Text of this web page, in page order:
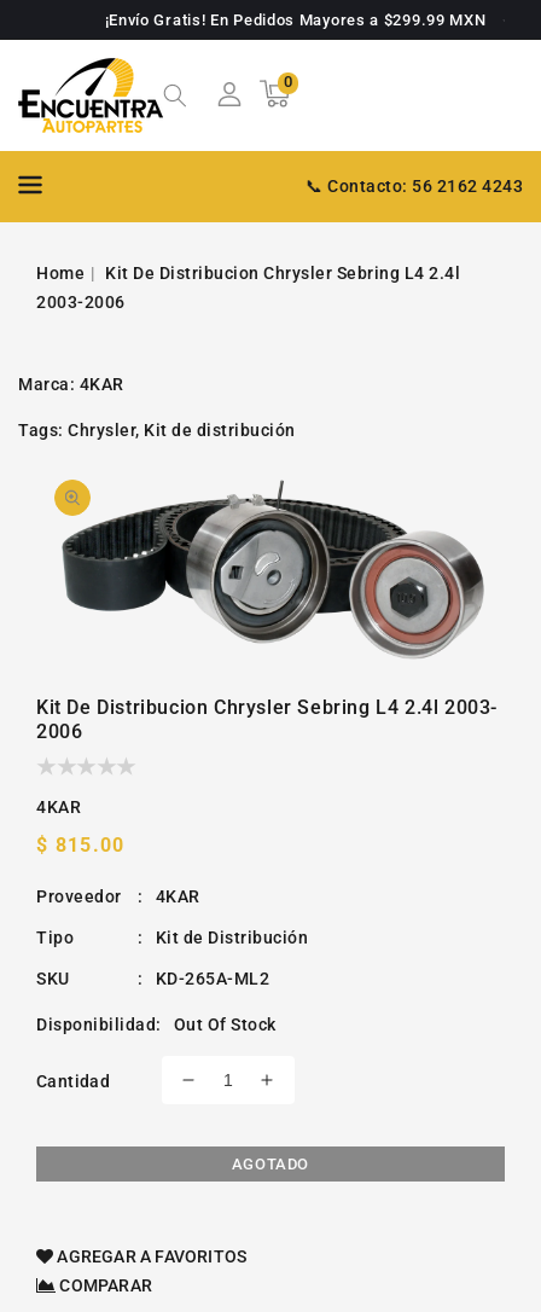
¡Envío Gratis! En Pedidos Mayores a $299.99 MXN
Carrito
00
artículos
📞 Contacto: 56 2162 4243
Home
Kit De Distribucion Chrysler Sebring L4 2.4l
2003-2006
Marca: 4KAR
Tags: Chrysler, Kit de distribución
DE PRODUCTO
video
1
en
galería
Kit De Distribucion Chrysler Sebring L4 2.4l 2003-
2006
4KAR
Precio
$ 815.00
Proveedor : 4KAR
Tipo : Kit de Distribución
SKU : KD-265A-ML2
Disponibilidad: Out Of Stock
Cantidad
Reducir
para
Sebring
Aumentar
para
Kit
AGOTADO
AGREGAR A FAVORITOS
COMPARAR